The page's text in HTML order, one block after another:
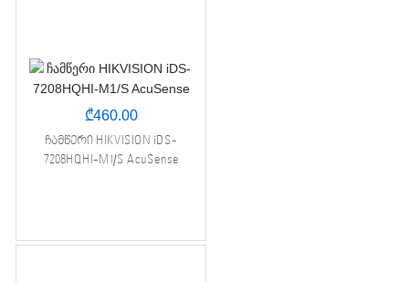
₾460.00
ჩამწერი HIKVISION iDS-
7208HQHI-M1/S AcuSense